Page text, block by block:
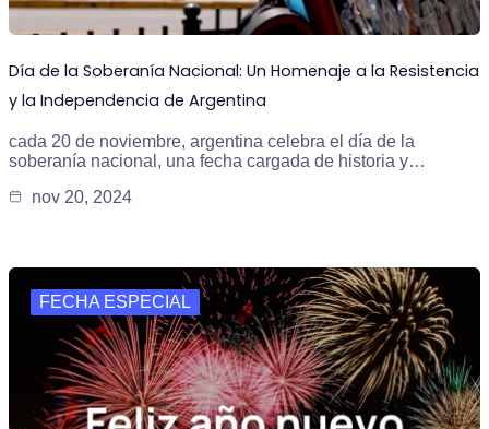
Día de la Soberanía Nacional: Un Homenaje a la Resistencia
y la Independencia de Argentina
cada 20 de noviembre, argentina celebra el día de la
soberanía nacional, una fecha cargada de historia y…
nov 20, 2024
FECHA ESPECIAL